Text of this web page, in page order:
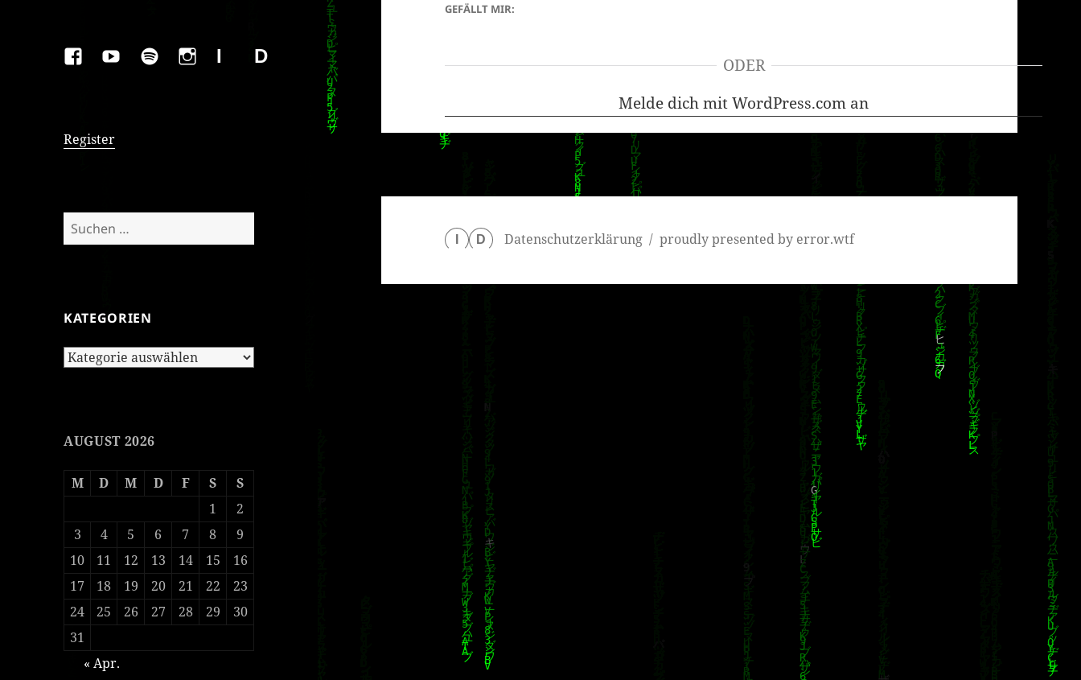
FAKEBOOK
YOUTUBESPOTIFYINSTAGRAM
IMPRESSUMDatenschutzerklärung
Register
Suchen
nach:
KATEGORIEN
Kategorien
AUGUST 2026
M D M D F S
S
1
2
3
4 5 6 7 8
9
10
11 12 13 14 15
16
17
18 19 20 21 22
23
24
25 26 27 28 29
30
31
« Apr.
ODER
Melde dich mit WordPress.com an
GEFÄLLT MIR:
D Datenschutzerklärung proudly presented by error.wtf